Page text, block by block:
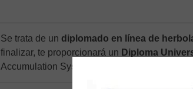
Se trata de un diplomado en línea de
finalizar, te proporcionará un Diploma
Accumulation System) correspondientes a